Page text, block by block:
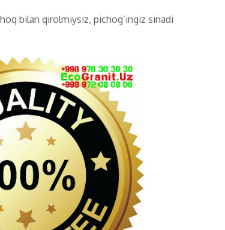
bilan qirolmiysiz, pichog’ingiz sinadi